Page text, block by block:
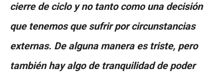
cierre de ciclo y no tanto como una decisión
que tenemos que sufrir por circunstancias
externas. De alguna manera es triste, pero
también hay algo de tranquilidad de poder